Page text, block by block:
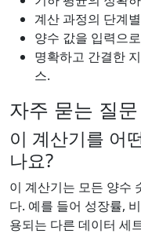
계산 과정의 단계
양수 값을 입력으
명확하고 간결한
스.
자주 묻는 질문
이 계산기를 어
나요?
이 계산기는 모든 양수
다. 예를 들어 성장률,
용되는 다른 데이터 세